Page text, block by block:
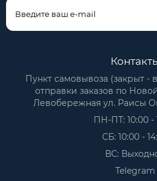
Пункт самовывоза (закрыт -
отправки заказов по
Левобережная ул. Раисы
ПН-ПТ: 10:00 -
СБ: 10:00 -
ВС:
Telegram